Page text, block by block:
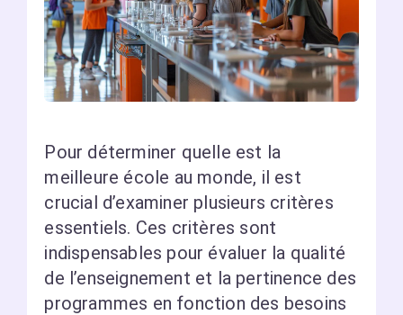
Pour déterminer quelle est la
meilleure école au monde, il est
crucial d’examiner plusieurs critères
essentiels. Ces critères sont
indispensables pour évaluer la qualité
de l’enseignement et la pertinence des
programmes en fonction des besoins